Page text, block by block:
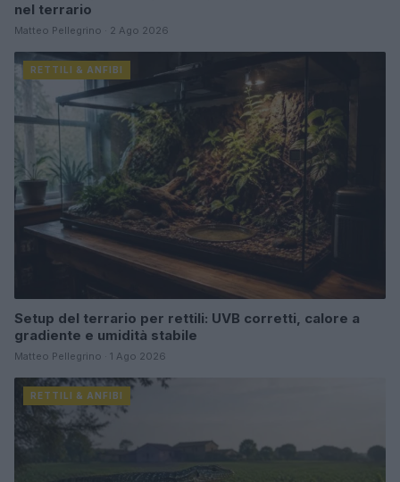
nel terrario
Matteo Pellegrino · 2 Ago 2026
RETTILI & ANFIBI
Setup del terrario per rettili: UVB corretti, calore a
gradiente e umidità stabile
Matteo Pellegrino · 1 Ago 2026
RETTILI & ANFIBI